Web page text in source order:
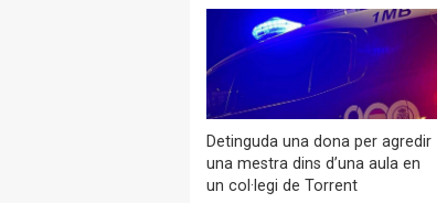
Detinguda una dona per agredir
una mestra dins d’una aula en
un col·legi de Torrent